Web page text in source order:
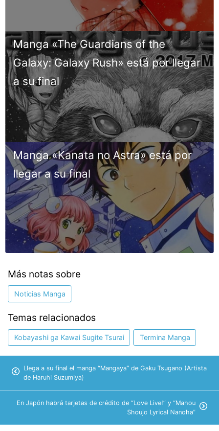
Manga «The Guardians of the
Galaxy: Galaxy Rush» está por llegar
a su final
Manga «Kanata no Astra» está por
llegar a su final
Más notas sobre
Noticias Manga
Temas relacionados
Kobayashi ga Kawai Sugite Tsurai Termina Manga
Llega a su final el manga “Mangaya” de Gaku Tsugano (Artista
de Haruhi Suzumiya)
En Japón habrá tarjetas de crédito de “Love Live!” y “Mahou
Shoujo Lyrical Nanoha”